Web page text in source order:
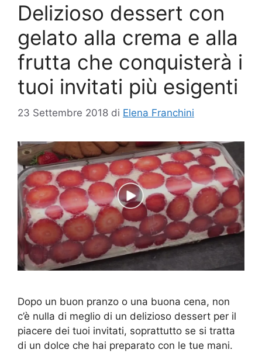
Delizioso dessert con
gelato alla crema e alla
frutta che conquisterà i
tuoi invitati più esigenti
23 Settembre 2018 di Elena Franchini
Dopo un buon pranzo o una buona cena, non
c’è nulla di meglio di un delizioso dessert per il
piacere dei tuoi invitati, soprattutto se si tratta
di un dolce che hai preparato con le tue mani.